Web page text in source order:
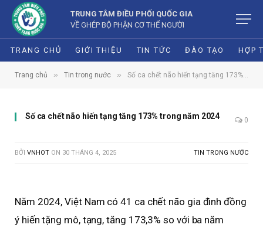
TRUNG TÂM ĐIỀU PHỐI QUỐC GIA
VỀ GHÉP BỘ PHẬN CƠ THỂ NGƯỜI
TRANG CHỦ GIỚI THIỆU TIN TỨC ĐÀO TẠO HỢP
Trang chủ » Tin trong nước » Số ca chết não hiến tạng tăng 173% trong năm 2024
Số ca chết não hiến tạng tăng 173% trong năm 2024 0
BỞI VNHOT ON 30 THÁNG 4, 2025 TIN TRONG NƯỚC
Năm 2024, Việt Nam có 41 ca chết não gia đình đồng
ý hiến tặng mô, tạng, tăng 173,3% so với ba năm